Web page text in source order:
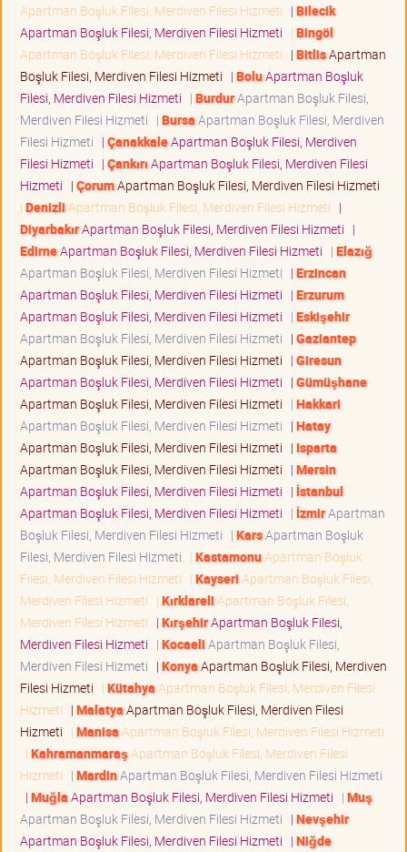
Apartman Boşluk Filesi, Merdiven Filesi Hizmeti | Bilecik
Apartman Boşluk Filesi, Merdiven Filesi Hizmeti | Bingöl
Apartman Boşluk Filesi, Merdiven Filesi Hizmeti | BitlisApartman
Boşluk Filesi, Merdiven Filesi Hizmeti | BoluApartman Boşluk
Filesi, Merdiven Filesi Hizmeti | BurdurApartman Boşluk Filesi,
Merdiven Filesi Hizmeti | BursaApartman Boşluk Filesi, Merdiven
Filesi Hizmeti | ÇanakkaleApartman Boşluk Filesi, Merdiven
Filesi Hizmeti | ÇankırıApartman Boşluk Filesi, Merdiven Filesi
Hizmeti | ÇorumApartman Boşluk Filesi, Merdiven Filesi Hizmeti
| Denizli Apartman Boşluk Filesi, Merdiven Filesi Hizmeti |
DiyarbakırApartman Boşluk Filesi, Merdiven Filesi Hizmeti |
EdirneApartman Boşluk Filesi, Merdiven Filesi Hizmeti | Elazığ
Apartman Boşluk Filesi, Merdiven Filesi Hizmeti | Erzincan
Apartman Boşluk Filesi, Merdiven Filesi Hizmeti | Erzurum
Apartman Boşluk Filesi, Merdiven Filesi Hizmeti | Eskişehir
Apartman Boşluk Filesi, Merdiven Filesi Hizmeti | Gaziantep
Apartman Boşluk Filesi, Merdiven Filesi Hizmeti | Giresun
Apartman Boşluk Filesi, Merdiven Filesi Hizmeti | Gümüşhane
Apartman Boşluk Filesi, Merdiven Filesi Hizmeti | Hakkari
Apartman Boşluk Filesi, Merdiven Filesi Hizmeti | Hatay
Apartman Boşluk Filesi, Merdiven Filesi Hizmeti | Isparta
Apartman Boşluk Filesi, Merdiven Filesi Hizmeti | Mersin
Apartman Boşluk Filesi, Merdiven Filesi Hizmeti | İstanbul
Apartman Boşluk Filesi, Merdiven Filesi Hizmeti | İzmirApartman
Boşluk Filesi, Merdiven Filesi Hizmeti | KarsApartman Boşluk
Filesi, Merdiven Filesi Hizmeti | KastamonuApartman Boşluk
Filesi, Merdiven Filesi Hizmeti | Kayseri Apartman Boşluk Filesi,
Merdiven Filesi Hizmeti | Kırklareli Apartman Boşluk Filesi,
Merdiven Filesi Hizmeti | KırşehirApartman Boşluk Filesi,
Merdiven Filesi Hizmeti | KocaeliApartman Boşluk Filesi,
Merdiven Filesi Hizmeti | KonyaApartman Boşluk Filesi, Merdiven
Filesi Hizmeti | Kütahya Apartman Boşluk Filesi, Merdiven Filesi
Hizmeti | MalatyaApartman Boşluk Filesi, Merdiven Filesi
Hizmeti | Manisa Apartman Boşluk Filesi, Merdiven Filesi Hizmeti
| Kahramanmaraş Apartman Boşluk Filesi, Merdiven Filesi
Hizmeti | MardinApartman Boşluk Filesi, Merdiven Filesi Hizmeti
| MuğlaApartman Boşluk Filesi, Merdiven Filesi Hizmeti | Muş
Apartman Boşluk Filesi, Merdiven Filesi Hizmeti | Nevşehir
Apartman Boşluk Filesi, Merdiven Filesi Hizmeti | Niğde